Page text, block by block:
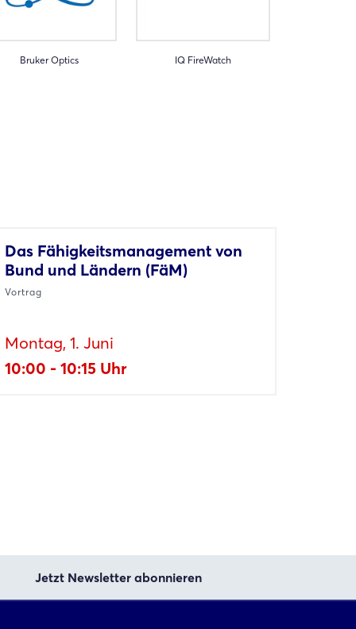
Bruker Optics IQ FireWatch
Das Fähigkeitsmanagement von
Bund und Ländern (FäM)
Vortrag
Montag, 1. Juni
10:00 - 10:15 Uhr
Jetzt Newsletter abonnieren